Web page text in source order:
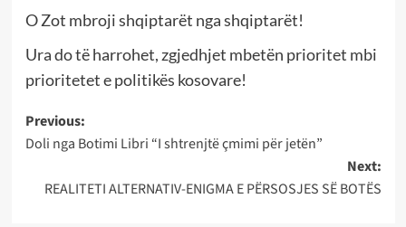
O Zot mbroji shqiptarët nga shqiptarët!
Ura do të harrohet, zgjedhjet mbetën prioritet mbi
prioritetet e politikës kosovare!
Post
navigation
Previous:
Doli nga Botimi Libri “I shtrenjtë çmimi për jetën”
Next:
REALITETI ALTERNATIV-ENIGMA E PËRSOSJES SË BOTËS